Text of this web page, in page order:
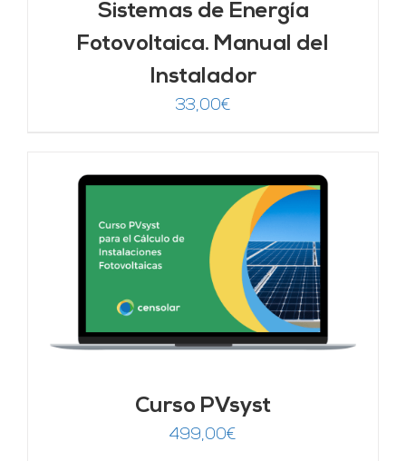
Sistemas de Energía
Fotovoltaica. Manual del
Instalador
33,00€
Curso PVsyst
499,00€